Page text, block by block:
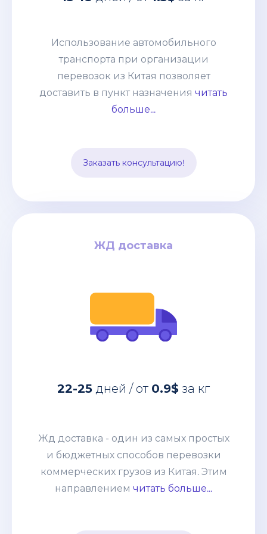
Использование автомобильного
транспорта при организации
перевозок из Китая позволяет
доставить в пункт назначения читать
больше...
Заказать консультацию!
сборных грузов, что позволяет
опта.
ЖД доставка
22-25 дней / от 0.9$ за кг
Жд доставка - один из самых простых
и бюджетных способов перевозки
коммерческих грузов из Китая. Этим
направлением читать больше...
ЖД доставка
22-25
дней / от
Жд доставка - один из самых простых
направлением мы возим от
небольших сборных грузов 100-200кг
до целых контейнеров. Развитая
система жд сообщения позволяет без